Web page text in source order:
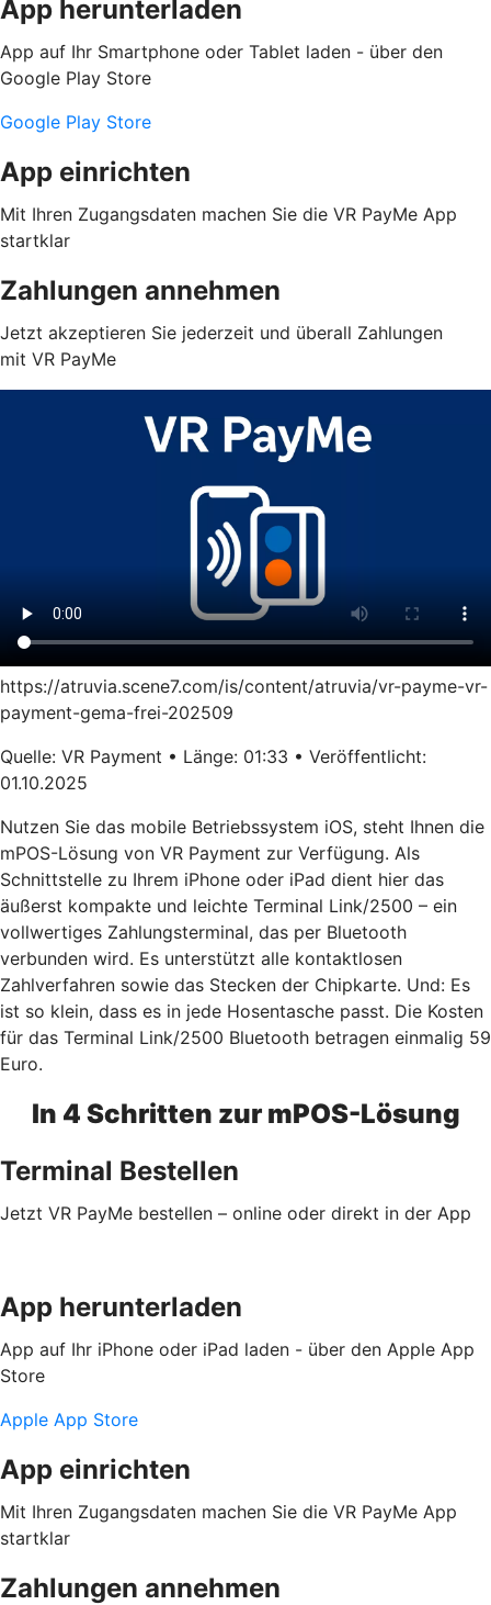
App herunterladen
App auf Ihr Smartphone oder Tablet laden - über den
Google Play Store
Google Play Store
App einrichten
Mit Ihren Zugangsdaten machen Sie die VR PayMe App
startklar
Zahlungen annehmen
Jetzt akzeptieren Sie jederzeit und überall Zahlungen
mit VR PayMe
https://atruvia.scene7.com/is/content/atruvia/vr-payme-vr-
payment-gema-frei-202509
Quelle: VR Payment • Länge: 01:33 • Veröffentlicht:
01.10.2025
Nutzen Sie das mobile Betriebssystem iOS, steht Ihnen die
mPOS-Lösung von VR Payment zur Verfügung. Als
Schnittstelle zu Ihrem iPhone oder iPad dient hier das
äußerst kompakte und leichte Terminal Link/2500 – ein
vollwertiges Zahlungsterminal, das per Bluetooth
verbunden wird. Es unterstützt alle kontaktlosen
Zahlverfahren sowie das Stecken der Chipkarte. Und: Es
ist so klein, dass es in jede Hosentasche passt. Die Kosten
für das Terminal Link/2500 Bluetooth betragen einmalig 59
Euro.
In 4 Schritten zur mPOS-Lösung
Terminal Bestellen
Jetzt VR PayMe bestellen – online oder direkt in der App
App herunterladen
App auf Ihr iPhone oder iPad laden - über den Apple App
Store
Apple App Store
App einrichten
Mit Ihren Zugangsdaten machen Sie die VR PayMe App
startklar
Zahlungen annehmen